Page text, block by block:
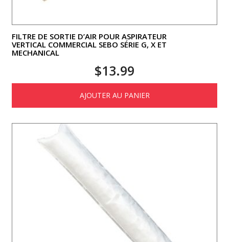
FILTRE DE SORTIE D’AIR POUR ASPIRATEUR
VERTICAL COMMERCIAL SEBO SÉRIE G, X ET
MECHANICAL
$13.99
AJOUTER AU PANIER